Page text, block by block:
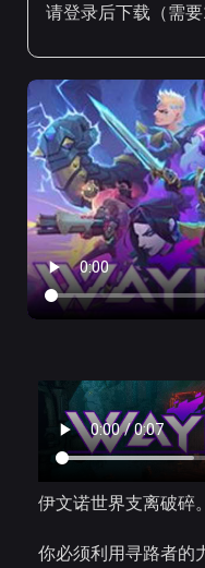
请登录后下载（需
伊文诺世界支离破碎。
你必须利用寻路者的